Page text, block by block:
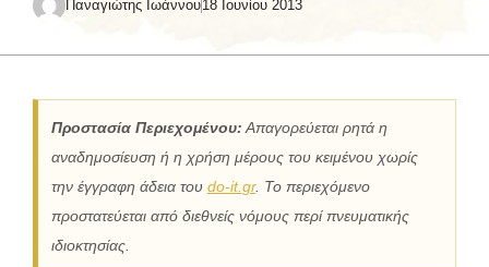
Παναγιώτης Ιωάννου18 Ιουνίου 2013
Προστασία Περιεχομένου: Απαγορεύεται ρητά η
αναδημοσίευση ή η χρήση μέρους του κειμένου χωρίς
την έγγραφη άδεια του do-it.gr. Το περιεχόμενο
προστατεύεται από διεθνείς νόμους περί πνευματικής
ιδιοκτησίας.